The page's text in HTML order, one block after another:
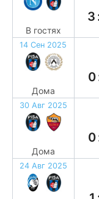
В гостях
14 Сен 2025
Дома
30 Авг 2025
Дома
24 Авг 2025